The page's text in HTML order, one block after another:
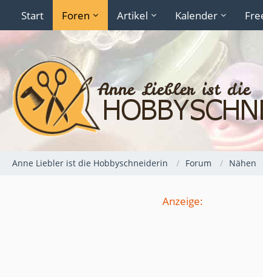
Start Foren Artikel Kalender
Anne Liebler ist die Hobbyschneiderin Forum Nähen
Anzeige: